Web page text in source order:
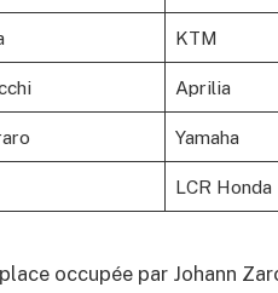
KTM
Aprilia
Yamaha
LCR Honda
occupée par Johann